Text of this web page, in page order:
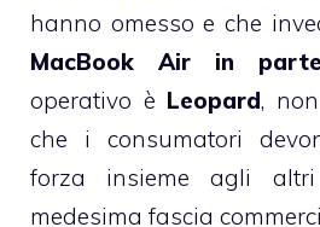
hanno omesso e che
MacBook Air in
operativo è Leopard,
che i consumatori
forza insieme agli altri
medesima fascia